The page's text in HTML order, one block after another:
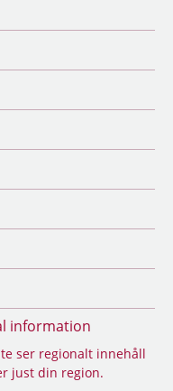
information
ser regionalt innehåll
just din region.